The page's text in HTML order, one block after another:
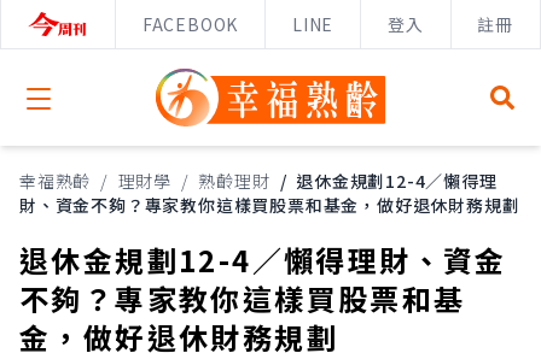
FACEBOOK LINE 登入 註冊
Open menu
幸福熟齡 / 理財學 / 熟齡理財 / 退休金規劃12-4／懶得理
財、資金不夠？專家教你這樣買股票和基金，做好退休財務規劃
退休金規劃12-4／懶得理財、資金
不夠？專家教你這樣買股票和基
金，做好退休財務規劃